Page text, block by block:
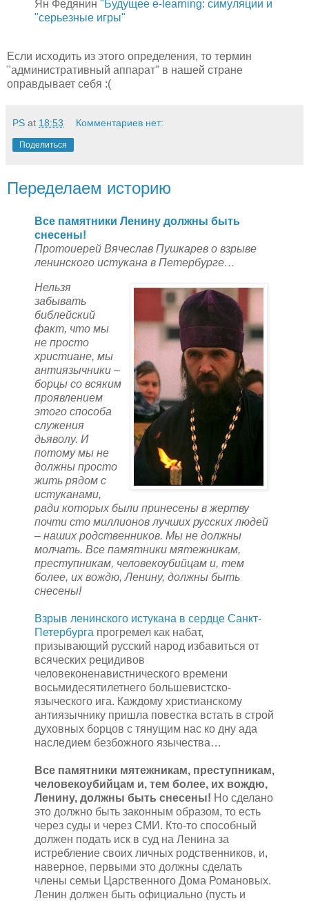
Ян Федянин "Будущее e-learning: симуляции и
"серьезные игры"
Если исходить из этого определения, то термин
"административный аппарат" в нашей стране
оправдывает себя :(
PS at 18:53 Комментариев нет:
Поделиться
Переделаем историю
Все памятники Ленину должны быть
снесены!
Протоиерей Вячеслав Пушкарев о взрыве
ленинского истукана в Петербурге…
Нельзя
забывать
библейский
факт, что мы
не просто
христиане, мы
антиязычники –
борцы со всяким
проявлением
этого способа
служения
дьяволу. И
потому мы не
должны просто
жить рядом с
истуканами,
ради которых были принесены в жертву
почти сто миллионов лучших русских людей
– наших родственников. Мы не должны
молчать. Все памятники мятежникам,
преступникам, человекоубийцам и, тем
более, их вождю, Ленину, должны быть
снесены!
Взрыв ленинского истукана в сердце Санкт-
Петербурга прогремел как набат,
призывающий русский народ избавиться от
всяческих рецидивов
человеконенавистнического времени
восьмидесятилетнего большевистско-
языческого ига. Каждому христианскому
антиязычнику пришла повестка встать в строй
духовных борцов с тянущим нас ко дну ада
наследием безбожного язычества…
Все памятники мятежникам, преступникам,
человекоубийцам и, тем более, их вождю,
Ленину, должны быть снесены! Но сделано
это должно быть законным образом, то есть
через суды и через СМИ. Кто-то способный
должен подать иск в суд на Ленина за
истребление своих личных родственников, и,
наверное, первыми это должны сделать
члены семьи Царственного Дома Романовых.
Ленин должен быть официально (пусть и